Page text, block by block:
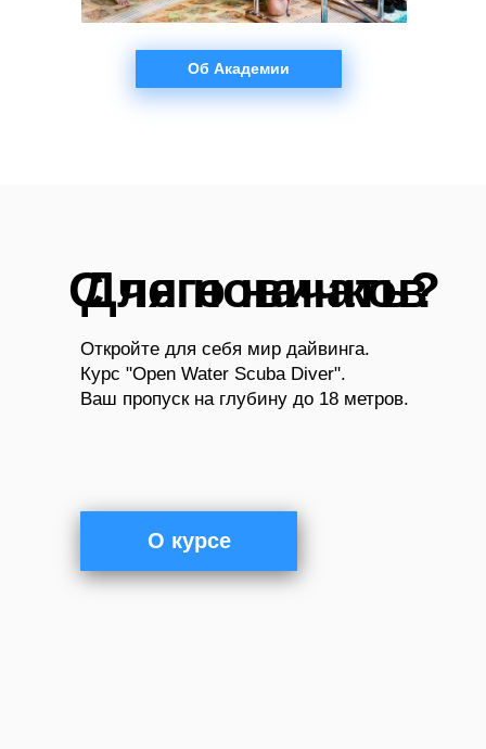
Об Академии
С чего начать?
Откройте для себя мир дайвинга.
Курс "Open Water Scuba Diver".
Ваш пропуск на глубину до 18 метров.
О курсе
Для новичков